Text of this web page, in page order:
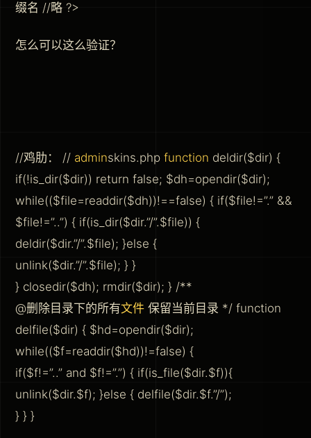
缀名 //略 ?>
怎么可以这么验证？
//鸡肋： // adminskins.php function deldir($dir) {
if(!is_dir($dir)) return false; $dh=opendir($dir);
while(($file=readdir($dh))!==false) { if($file!=”.” &&
$file!=”..”) { if(is_dir($dir.”/”.$file)) {
deldir($dir.”/”.$file); }else {
unlink($dir.”/”.$file); } }
} closedir($dh); rmdir($dir); } /**
@删除目录下的所有文件 保留当前目录 */ function
delfile($dir) { $hd=opendir($dir);
while(($f=readdir($hd))!=false) {
if($f!=”..” and $f!=”.”) { if(is_file($dir.$f)){
unlink($dir.$f); }else { delfile($dir.$f.”/”);
} } }